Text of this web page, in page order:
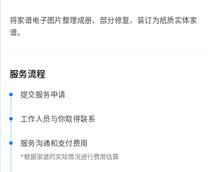
将家谱电子图片整理成册、部分修复、装订为纸质实体家
谱。
服务流程
提交服务申请
工作人员与你取得联系
服务沟通和支付费用
*根据家谱的实际情况进行费用估算